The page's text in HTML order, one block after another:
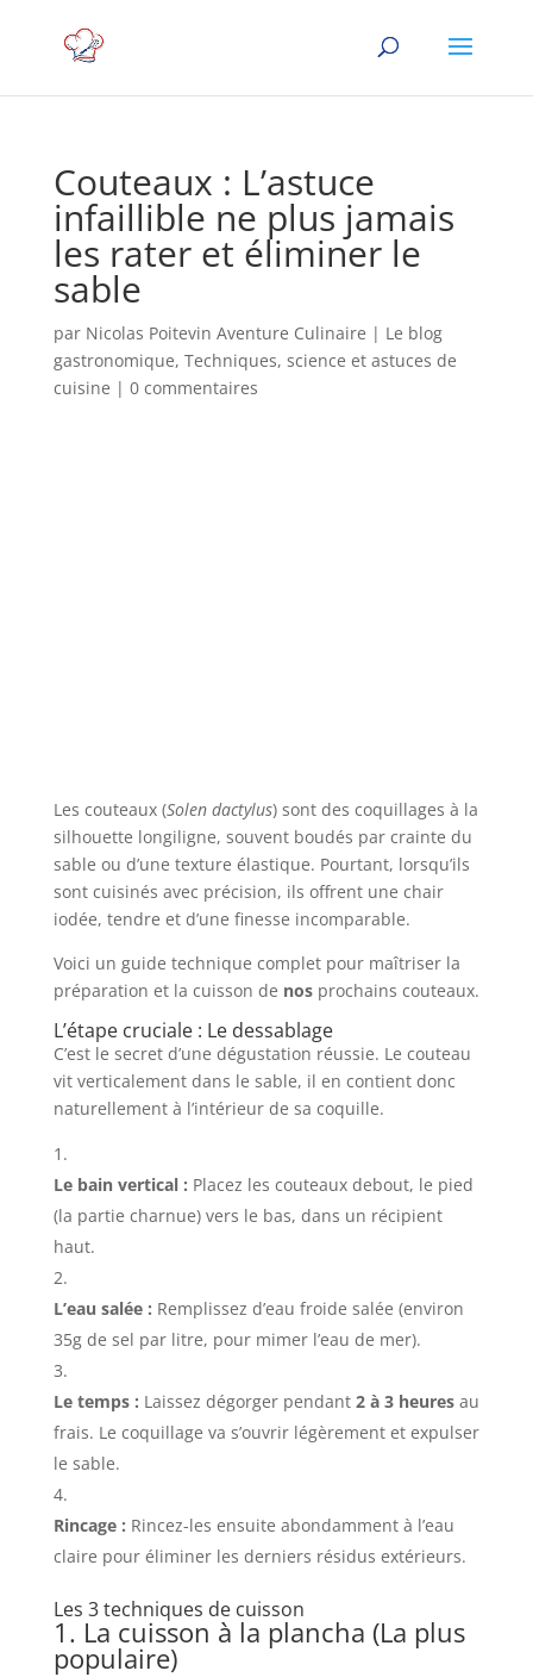
Couteaux : L’astuce
infaillible ne plus jamais
les rater et éliminer le
sable
par Nicolas Poitevin Aventure Culinaire | Le blog
gastronomique, Techniques, science et astuces de
cuisine | 0 commentaires
Les couteaux (Solen dactylus) sont des coquillages à la
silhouette longiligne, souvent boudés par crainte du
sable ou d’une texture élastique. Pourtant, lorsqu’ils
sont cuisinés avec précision, ils offrent une chair
iodée, tendre et d’une finesse incomparable.
Voici un guide technique complet pour maîtriser la
préparation et la cuisson de nosprochains couteaux.
L’étape cruciale : Le dessablage
C’est le secret d’une dégustation réussie. Le couteau
vit verticalement dans le sable, il en contient donc
naturellement à l’intérieur de sa coquille.
Le bain vertical : Placez les couteaux debout, le pied
(la partie charnue) vers le bas, dans un récipient
haut.
L’eau salée : Remplissez d’eau froide salée (environ
35g de sel par litre, pour mimer l’eau de mer).
Le temps : Laissez dégorger pendant 2 à 3 heuresau
frais. Le coquillage va s’ouvrir légèrement et expulser
le sable.
Rincage : Rincez-les ensuite abondamment à l’eau
claire pour éliminer les derniers résidus extérieurs.
Les 3 techniques de cuisson
1. La cuisson à la plancha (La plus
populaire)